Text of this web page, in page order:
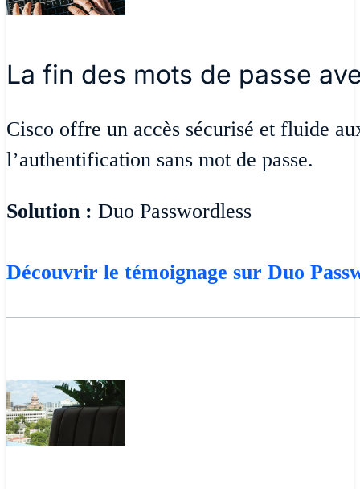
La fin des mots de passe
Cisco offre un accès sécurisé et fluide
l’authentification sans mot de passe.
Solution : Duo Passwordless
Découvrir le témoignage sur Duo